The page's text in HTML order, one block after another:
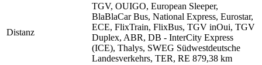
Distanz
TGV, OUIGO, European Sleeper,
BlaBlaCar Bus, National Express, Eurostar,
ECE, FlixTrain, FlixBus, TGV inOui, TGV
Duplex, ABR, DB - InterCity Express
(ICE), Thalys, SWEG Südwestdeutsche
Landesverkehrs, TER, RE 879,38 km